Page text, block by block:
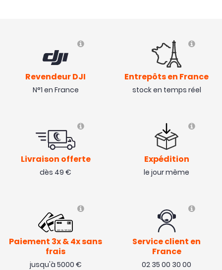
Revendeur DJI
N°1 en France
Entrepôts en France
stock en temps réel
Livraison offerte
dès 49 €
Expédition
le jour même
Paiement 3x & 4x sans
frais
jusqu'à 5000 €
Service client en
France
02 35 00 30 00